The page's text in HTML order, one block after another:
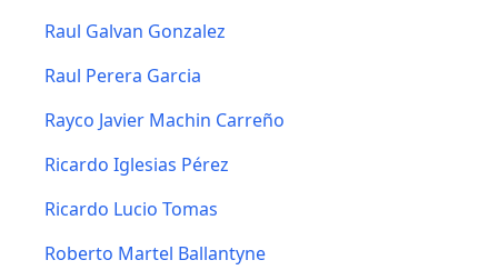
Raul Galvan Gonzalez
Raul Perera Garcia
Rayco Javier Machin Carreño
Ricardo Iglesias Pérez
Ricardo Lucio Tomas
Roberto Martel Ballantyne